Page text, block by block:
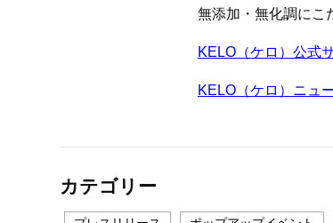
無添加・無化調にこ
KELO（ケロ）公式
KELO（ケロ）ニュ
カテゴリー